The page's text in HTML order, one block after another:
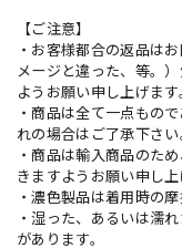
【ご注意】
・お客様都合の返品は
メージと違った、等。
ようお願い申し上げます
・商品は全て一点もの
れの場合はご了承下さい
・商品は輸入商品のた
きますようお願い申し上
・濃色製品は着用時の
・湿った、あるいは濡
があります。